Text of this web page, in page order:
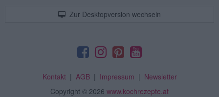
Zur Desktopversion wechseln
Kontakt| AGB| Impressum | Newsletter
Copyright © 2026 www.kochrezepte.at